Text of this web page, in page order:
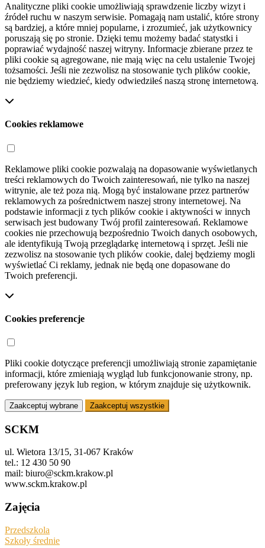
Analityczne pliki cookie umożliwiają sprawdzenie liczby wizyt i
źródeł ruchu w naszym serwisie. Pomagają nam ustalić, które strony
są bardziej, a które mniej popularne, i zrozumieć, jak użytkownicy
poruszają się po stronie. Dzięki temu możemy badać statystki i
poprawiać wydajność naszej witryny. Informacje zbierane przez te
pliki cookie są agregowane, nie mają więc na celu ustalenie Twojej
tożsamości. Jeśli nie zezwolisz na stosowanie tych plików cookie,
nie będziemy wiedzieć, kiedy odwiedziłeś naszą stronę internetową.
Cookies reklamowe
Reklamowe pliki cookie pozwalają na dopasowanie wyświetlanych
treści reklamowych do Twoich zainteresowań, nie tylko na naszej
witrynie, ale też poza nią. Mogą być instalowane przez partnerów
reklamowych za pośrednictwem naszej strony internetowej. Na
podstawie informacji z tych plików cookie i aktywności w innych
serwisach jest budowany Twój profil zainteresowań. Reklamowe
cookies nie przechowują bezpośrednio Twoich danych osobowych,
ale identyfikują Twoją przeglądarkę internetową i sprzęt. Jeśli nie
zezwolisz na stosowanie tych plików cookie, dalej będziemy mogli
wyświetlać Ci reklamy, jednak nie będą one dopasowane do
Twoich preferencji.
Cookies preferencje
Pliki cookie dotyczące preferencji umożliwiają stronie zapamiętanie
informacji, które zmieniają wygląd lub funkcjonowanie strony, np.
preferowany język lub region, w którym znajduje się użytkownik.
Zaakceptuj wybrane Zaakceptuj wszystkie
SCKM
ul. Wietora 13/15, 31-067 Kraków
tel.: 12 430 50 90
mail: biuro@sckm.krakow.pl
www.sckm.krakow.pl
Zajęcia
Przedszkola
Szkoły średnie